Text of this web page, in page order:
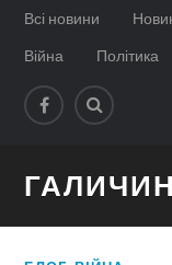
Всі новини
Війна
Політика